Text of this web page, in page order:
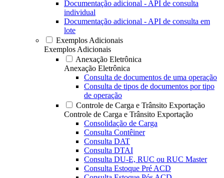
Documentação adicional - API de consulta
individual
Documentação adicional - API de consulta em
lote
Exemplos Adicionais
Exemplos Adicionais
Anexação Eletrônica
Anexação Eletrônica
Consulta de documentos de uma operação
Consulta de tipos de documentos por tipo
de operação
Controle de Carga e Trânsito Exportação
Controle de Carga e Trânsito Exportação
Consolidação de Carga
Consulta Contêiner
Consulta DAT
Consulta DTAI
Consulta DU-E, RUC ou RUC Master
Consulta Estoque Pré ACD